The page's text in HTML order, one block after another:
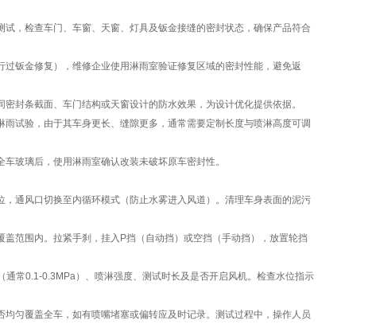
检查车门、车窗、天窗、灯具及钣金接缝的密封状态，确保产品符合
金修复），维修企业使用淋雨室验证修复区域的密封性能，避免返
条截面、车门结构或天窗设计的防水效果，为设计优化提供依据。
验，由于其车身更长、缝隙更多，通常需要定制长度与喷淋高度可调
璃后，使用淋雨室确认改装未破坏原车密封性。
通风口切换至内循环模式（防止水雾进入风道）。清理车身表面的泥污
围内。拉紧手刹，挂入P挡（自动挡）或空挡（手动挡），放置轮挡
常0.1-0.3MPa）、喷淋强度、测试时长及是否开启风机。检查水位指示
覆盖全车，如有喷嘴堵塞或偏转应及时记录。测试过程中，操作人员